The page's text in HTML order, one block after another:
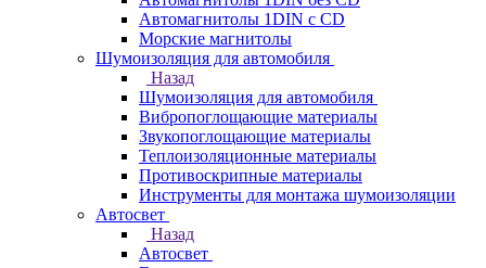
Автомагнитолы 1DIN с CD
Морские магнитолы
Шумоизоляция для автомобиля
Назад
Шумоизоляция для автомобиля
Вибропоглощающие материалы
Звукопоглощающие материалы
Теплоизоляционные материалы
Противоскрипные материалы
Инструменты для монтажа шумоизоляции
Автосвет
Назад
Автосвет